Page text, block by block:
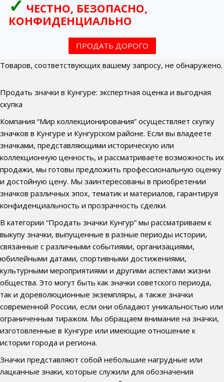
ЧЕСТНО, БЕЗОПАСНО,
КОНФИДЕНЦИАЛЬНО
ПРОДАТЬ ДОРОГО
Товаров, соответствующих вашему запросу, не обнаружено.
Продать значки в Кунгуре: экспертная оценка и выгодная
скупка
Компания “Мир коллекционирования” осуществляет скупку
значков в Кунгуре и Кунгурском районе. Если вы владеете
значками, представляющими историческую или
коллекционную ценность, и рассматриваете возможность их
продажи, мы готовы предложить профессиональную оценку
и достойную цену. Мы заинтересованы в приобретении
значков различных эпох, тематик и материалов, гарантируя
конфиденциальность и прозрачность сделки.
В категории “Продать значки Кунгур” мы рассматриваем к
выкупу значки, выпущенные в разные периоды истории,
связанные с различными событиями, организациями,
юбилейными датами, спортивными достижениями,
культурными мероприятиями и другими аспектами жизни
общества. Это могут быть как значки советского периода,
так и дореволюционные экземпляры, а также значки
современной России, если они обладают уникальностью или
ограниченным тиражом. Мы обращаем внимание на значки,
изготовленные в Кунгуре или имеющие отношение к
истории города и региона.
Значки представляют собой небольшие нагрудные или
лацканные знаки, которые служили для обозначения